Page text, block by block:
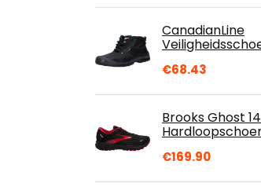
CanadianLine
€68.43
Brooks Ghost
€169.90